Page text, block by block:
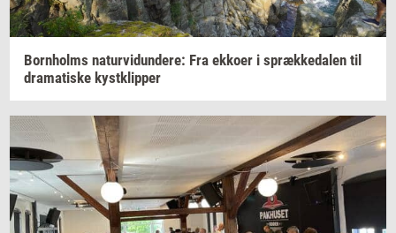
Born­holms na­tur­vi­dun­de­re: Fra ek­ko­er i spræk­ke­da­len til
dra­ma­ti­ske kyst­klip­per